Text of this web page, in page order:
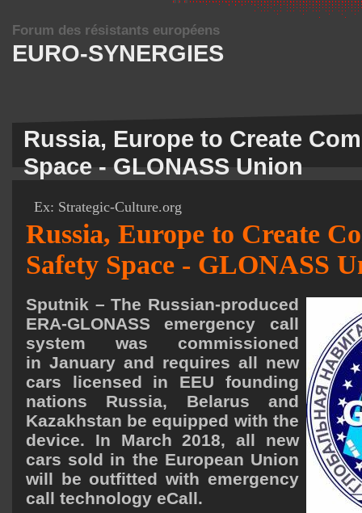
EURO-SYNERGIES
Forum des résistants européens
Russia, Europe to Create
Space - GLONASS Union
Ex: Strategic-Culture.org
Russia, Europe to Create
Safety Space - GLONASS
Sputnik – The Russian-produced
ERA-GLONASS emergency call
system was commissioned
in January and requires all new
cars licensed in EEU founding
nations Russia, Belarus and
Kazakhstan be equipped with the
device. In March 2018, all new
cars sold in the European Union
will be outfitted with emergency
call technology eCall.